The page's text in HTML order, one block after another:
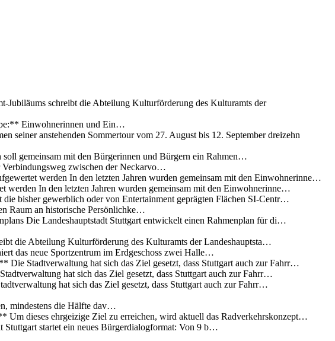
Jubiläums schreibt die Abteilung Kulturförderung des Kulturamts der
Einwohnerinnen und Ein…
seiner anstehenden Sommertour vom 27. August bis 12. September dreizehn
gemeinsam mit den Bürgerinnen und Bürgern ein Rahmen…
Verbindungsweg zwischen der Neckarvo…
werden In den letzten Jahren wurden gemeinsam mit den Einwohnerinne…
werden In den letzten Jahren wurden gemeinsam mit den Einwohnerinne…
bisher gewerblich oder von Entertainment geprägten Flächen SI-Centr…
Raum an historische Persönlichke…
Die Landeshauptstadt Stuttgart entwickelt einen Rahmenplan für di…
die Abteilung Kulturförderung des Kulturamts der Landeshauptsta…
das neue Sportzentrum im Erdgeschoss zwei Halle…
Die Stadtverwaltung hat sich das Ziel gesetzt, dass Stuttgart auch zur Fahrr…
hat sich das Ziel gesetzt, dass Stuttgart auch zur Fahrr…
hat sich das Ziel gesetzt, dass Stuttgart auch zur Fahrr…
mindestens die Hälfte dav…
Um dieses ehrgeizige Ziel zu erreichen, wird aktuell das Radverkehrskonzept…
startet ein neues Bürgerdialogformat: Von 9 b…